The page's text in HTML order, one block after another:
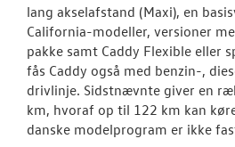
lang akselafstand (Maxi), en
California-modeller, versioner
pakke samt Caddy Flexible eller
fås Caddy også med benzin-,
drivlinje. Sidstnævnte giver en
km, hvoraf op til 122 km kan
danske modelprogram er ikke